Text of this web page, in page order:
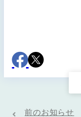
前のお知らせ